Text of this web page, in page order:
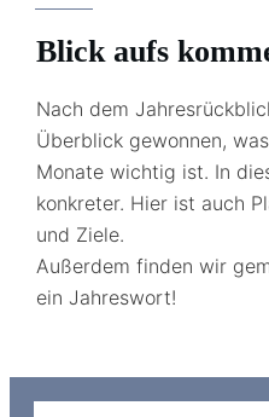
Blick aufs
Nach dem
Überblick gewonnen,
Monate wichtig ist. In
konkreter. Hier ist auch
und Ziele.
Außerdem finden wir
ein Jahreswort!